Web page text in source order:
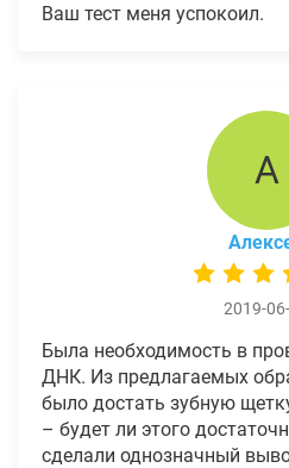
Ваш тест меня успокоил.
А
2019-
Была необходимость в
ДНК. Из предлагаемых
было достать зубную
– будет ли этого
сделали однозначный